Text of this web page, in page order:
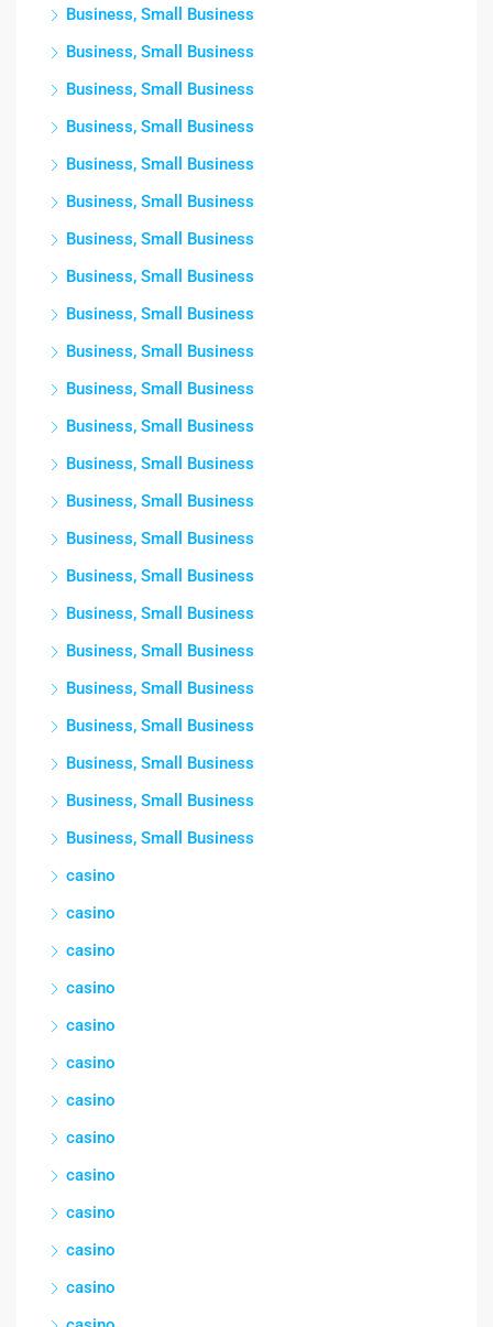
Business, Small Business
Business, Small Business
Business, Small Business
Business, Small Business
Business, Small Business
Business, Small Business
Business, Small Business
Business, Small Business
Business, Small Business
Business, Small Business
Business, Small Business
Business, Small Business
Business, Small Business
Business, Small Business
Business, Small Business
Business, Small Business
Business, Small Business
Business, Small Business
Business, Small Business
Business, Small Business
Business, Small Business
Business, Small Business
Business, Small Business
casino
casino
casino
casino
casino
casino
casino
casino
casino
casino
casino
casino